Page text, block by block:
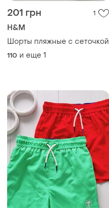
201 грн 1
H&M
Шорты пляжные с сеточкой
110 и еще 1